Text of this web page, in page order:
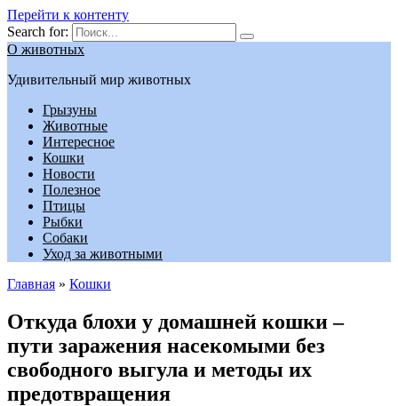
Перейти к контенту
Search for:
О животных
Удивительный мир животных
Грызуны
Животные
Интересное
Кошки
Новости
Полезное
Птицы
Рыбки
Собаки
Уход за животными
Главная » Кошки
Откуда блохи у домашней кошки –
пути заражения насекомыми без
свободного выгула и методы их
предотвращения